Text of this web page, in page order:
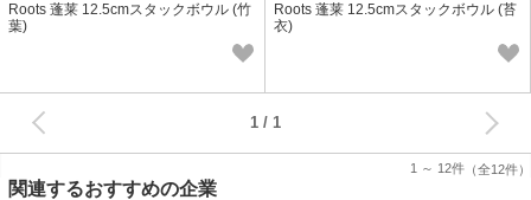
Roots 蓬莱 12.5cmスタックボウル (竹
葉)
Roots 蓬莱 12.5cmスタックボウル (苔
衣)
1 ～ 12件 （全12件）
1
関連するおすすめの企業